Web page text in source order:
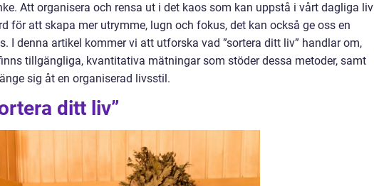
Att organisera och rensa ut i det kaos som kan uppstå i vårt dagliga liv
för att skapa mer utrymme, lugn och fokus, det kan också ge oss en
I denna artikel kommer vi att utforska vad ”sortera ditt liv” handlar om,
tillgängliga, kvantitativa mätningar som stöder dessa metoder, samt
sig åt en organiserad livsstil.
ditt liv”